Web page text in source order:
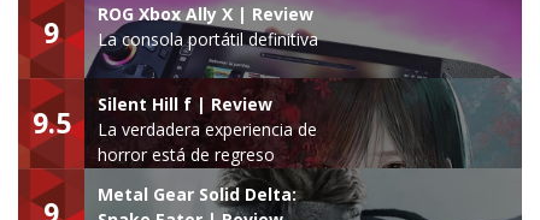
9
ROG Xbox Ally X | Review
La consola portátil definitiva
9.5
Silent Hill f | Review
La verdadera experiencia de
horror está de regreso
9
Metal Gear Solid Delta: